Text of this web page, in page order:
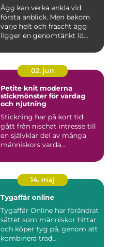
Ägg kan verka enkla vid
första anblick. Men bakom
varje helt och fräscht ägg
ligger en genomtänkt lö...
02. jun
Petite knit moderna
stickmönster för vardag
och njutning
Stickning har på kort tid
gått från nischat intresse till
en självklar del av många
människors varda...
14. maj
Tygaffär online
Tygaffär Online har förändrat
sättet som människor hittar
och köper tyg på, genom att
kombinera trad...